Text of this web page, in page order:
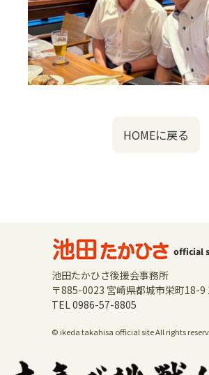
HOMEに戻る
池田たかひさ後援会事務所
〒885-0023 宮崎県都城市栄町18-9
TEL 0986-57-8805
© ikeda takahisa official site All rights